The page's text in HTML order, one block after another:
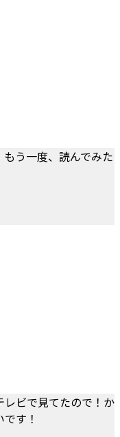
う一度、読んでみた
ビで見てたので！か
す！